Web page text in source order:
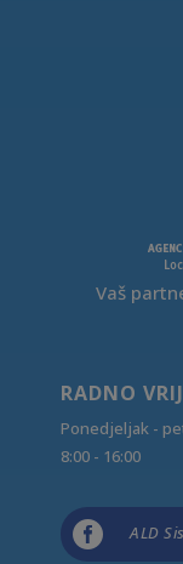
Vaš
RADNO
Ponedjeljak -
8:00 - 16:00
 ALD